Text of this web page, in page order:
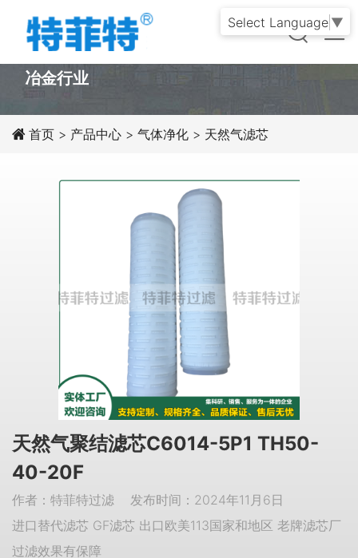
PRODUCT
冶金行业
首页 > 产品中心 > 气体净化 > 天然气滤芯
天然气聚结滤芯C6014-5P1 TH50-
40-20F
作者：特菲特过滤 发布时间：2024年11月6日
进口替代滤芯 GF滤芯 出口欧美113国家和地区 老牌滤芯厂
过滤效果有保障
Select Language ▼